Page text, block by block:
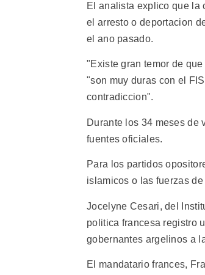
El analista explico que la
el arresto o deportacion
el ano pasado.
"Existe gran temor de
"son muy duras con el
contradiccion".
Durante los 34 meses de
fuentes oficiales.
Para los partidos
islamicos o las fuerzas
Jocelyne Cesari, del
politica francesa registro
gobernantes argelinos a
El mandatario frances,